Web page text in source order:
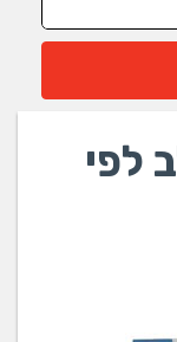
לפי